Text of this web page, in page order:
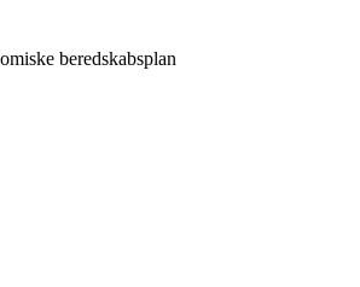
beredskabsplan